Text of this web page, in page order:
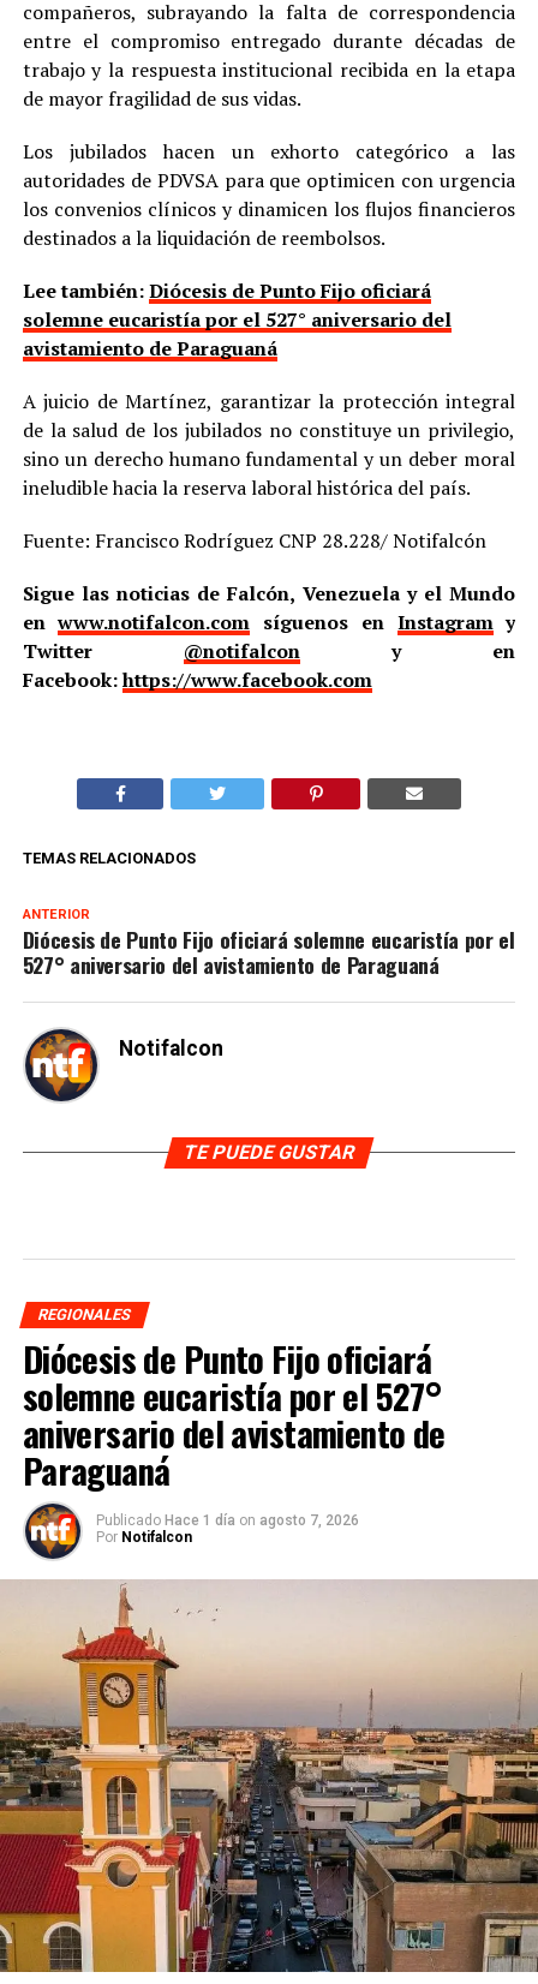
compañeros, subrayando la falta de correspondencia
entre el compromiso entregado durante décadas de
trabajo y la respuesta institucional recibida en la etapa
de mayor fragilidad de sus vidas.
Los jubilados hacen un exhorto categórico a las
autoridades de PDVSA para que optimicen con urgencia
los convenios clínicos y dinamicen los flujos financieros
destinados a la liquidación de reembolsos.
Lee también:Diócesis de Punto Fijo oficiará
solemne eucaristía por el 527° aniversario del
avistamiento de Paraguaná
A juicio de Martínez, garantizar la protección integral
de la salud de los jubilados no constituye un privilegio,
sino un derecho humano fundamental y un deber moral
ineludible hacia la reserva laboral histórica del país.
Fuente: Francisco Rodríguez CNP 28.228/ Notifalcón
Sigue las noticias de Falcón, Venezuela y el Mundo
enwww.notifalcon.com síguenos en Instagramy
Twitter @notifalcony en
Facebook:https://www.facebook.com
TEMAS RELACIONADOS
ANTERIOR
Diócesis de Punto Fijo oficiará solemne eucaristía por el
527° aniversario del avistamiento de Paraguaná
Notifalcon
TE PUEDE GUSTAR
REGIONALES
Diócesis de Punto Fijo oficiará
solemne eucaristía por el 527°
aniversario del avistamiento de
Paraguaná
Publicado Hace 1 día on agosto 7, 2026
Por Notifalcon